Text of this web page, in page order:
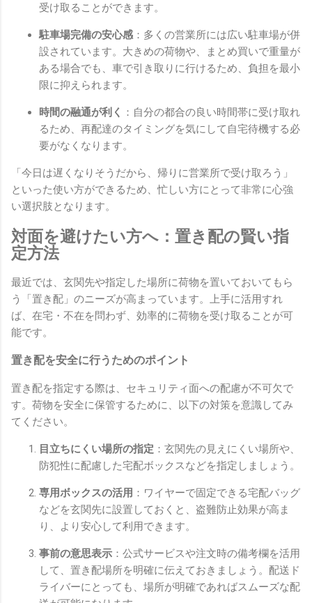
受け取ることができます。
駐車場完備の安心感 ：多くの営業所には広い駐車場が併
設されています。大きめの荷物や、まとめ買いで重量が
ある場合でも、車で引き取りに行けるため、負担を最小
限に抑えられます。
時間の融通が利く ：自分の都合の良い時間帯に受け取れ
るため、再配達のタイミングを気にして自宅待機する必
要がなくなります。
「今日は遅くなりそうだから、帰りに営業所で受け取ろう」
といった使い方ができるため、忙しい方にとって非常に心強
い選択肢となります。
対面を避けたい方へ：置き配の賢い指
定方法
最近では、玄関先や指定した場所に荷物を置いておいてもら
う「置き配」のニーズが高まっています。上手に活用すれ
ば、在宅・不在を問わず、効率的に荷物を受け取ることが可
能です。
置き配を安全に行うためのポイント
置き配を指定する際は、セキュリティ面への配慮が不可欠で
す。荷物を安全に保管するために、以下の対策を意識してみ
てください。
目立ちにくい場所の指定 ：玄関先の見えにくい場所や、
防犯性に配慮した宅配ボックスなどを指定しましょう。
専用ボックスの活用 ：ワイヤーで固定できる宅配バッグ
などを玄関先に設置しておくと、盗難防止効果が高ま
り、より安心して利用できます。
事前の意思表示 ：公式サービスや注文時の備考欄を活用
して、置き配場所を明確に伝えておきましょう。配送ド
ライバーにとっても、場所が明確であればスムーズな配